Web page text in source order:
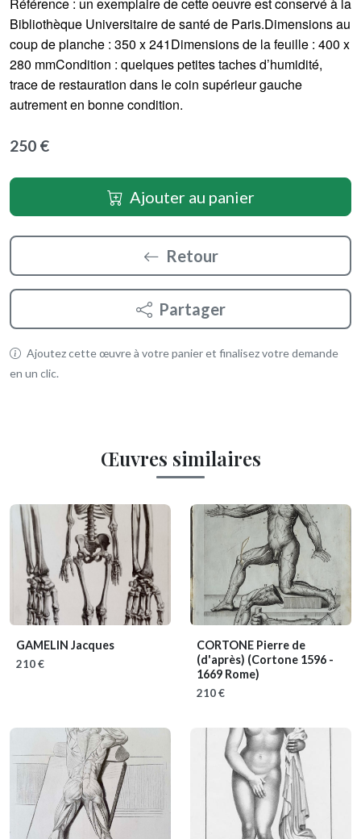
Bibliothèque Universitaire de santé de Paris.Dimensions au
coup de planche : 350 x 241Dimensions de la feuille : 400 x
280 mmCondition : quelques petites taches d’humidité,
trace de restauration dans le coin supérieur gauche
autrement en bonne condition.
250 €
Ajouter au panier
Retour
Partager
Ajoutez cette œuvre à votre panier et finalisez votre demande
en un clic.
Œuvres similaires
GAMELIN Jacques
210 €
CORTONE Pierre de
(d'après) (Cortone 1596 -
1669 Rome)
210 €